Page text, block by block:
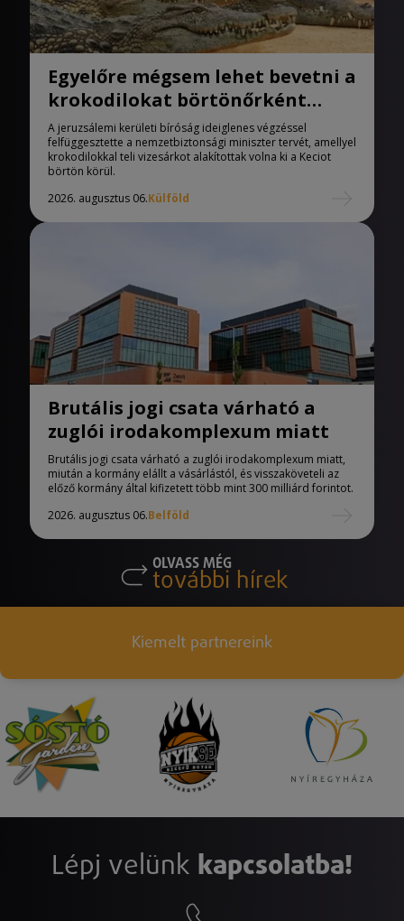
Egyelőre mégsem lehet bevetni a
krokodilokat börtönőrként
Izraelben
A jeruzsálemi kerületi bíróság ideiglenes végzéssel
felfüggesztette a nemzetbiztonsági miniszter tervét, amellyel
krokodilokkal teli vizesárkot alakítottak volna ki a Keciot
börtön körül.
2026. augusztus 06.Külföld
Brutális jogi csata várható a
zuglói irodakomplexum miatt
Brutális jogi csata várható a zuglói irodakomplexum miatt,
miután a kormány elállt a vásárlástól, és visszaköveteli az
előző kormány által kifizetett több mint 300 milliárd forintot.
2026. augusztus 06.Belföld
OLVASS MÉG
további hírek
Kiemelt partnereink
Lépj velünk kapcsolatba!